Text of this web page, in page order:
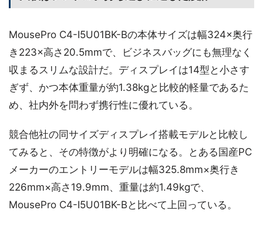
MousePro C4-I5U01BK-Bの本体サイズは幅324×奥行
き223×高さ20.5mmで、ビジネスバッグにも無理なく
収まるスリムな設計だ。ディスプレイは14型と小さす
ぎず、かつ本体重量が約1.38kgと比較的軽量であるた
め、社内外を問わず携行性に優れている。
競合他社の同サイズディスプレイ搭載モデルと比較し
てみると、その特徴がより明確になる。とある国産PC
メーカーのエントリーモデルは幅325.8mm×奥行き
226mm×高さ19.9mm、重量は約1.49kgで、
MousePro C4-I5U01BK-Bと比べて上回っている。